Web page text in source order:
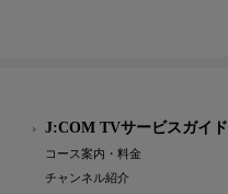
J:COM TVサービスガイド
コース案内・料金
チャンネル紹介